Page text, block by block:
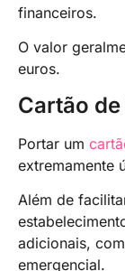
financeiros.
O valor
euros.
Cartão
Portar um
extremamente
Além de
adicionais,
emergencial.